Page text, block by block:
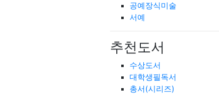
공예장식미술
서예
추천도서
수상도서
대학생필독서
총서(시리즈)